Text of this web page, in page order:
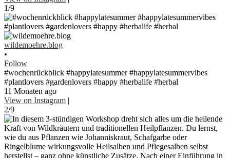
1/9
wildemoehre.blog
•
Follow
#wochenrückblick #happylatesummer #happylatesummervibes
#plantlovers #gardenlovers #happy #herbalife #herbal
11 Monaten ago
View on Instagram |
2/9